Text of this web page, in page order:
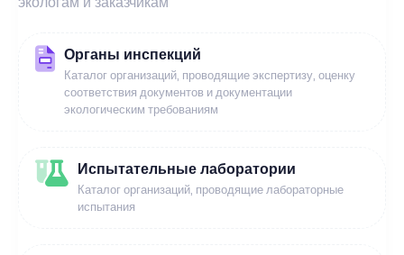
Органы инспекций
Каталог организаций, проводящие экспертизу, оценку
соответствия документов и документации
экологическим требованиям
Испытательные лаборатории
Каталог организаций, проводящие лабораторные
испытания